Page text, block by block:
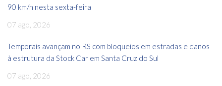
90 km/h nesta sexta-feira
07 ago, 2026
Temporais avançam no RS com bloqueios em estradas e danos
à estrutura da Stock Car em Santa Cruz do Sul
07 ago, 2026